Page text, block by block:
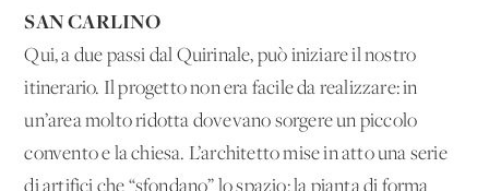
SAN CARLINO
Qui, a due passi dal Quirinale, può iniziare il nostro
itinerario. Il progetto non era facile da realizzare: in
un’area molto ridotta dovevano sorgere un piccolo
convento e la chiesa. L’architetto mise in atto una serie
di artifici che “sfondano” lo spazio: la pianta di forma